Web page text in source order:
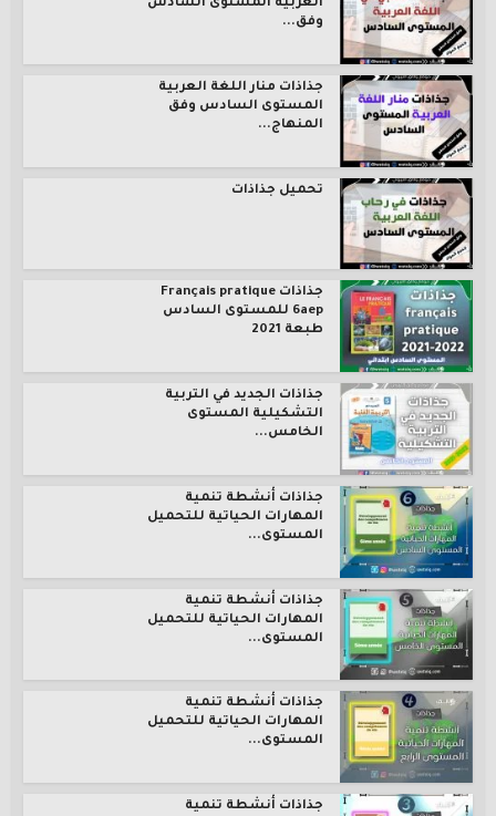
العربية المستوى السادس
وفق...
جذاذات منار اللغة العربية
المستوى السادس وفق
المنهاج...
تحميل جذاذات
جذاذات Français pratique
6aep للمستوى السادس
طبعة 2021
جذاذات الجديد في التربية
التشكيلية المستوى
الخامس...
جذاذات أنشطة تنمية
المهارات الحياتية للتحميل
المستوى...
جذاذات أنشطة تنمية
المهارات الحياتية للتحميل
المستوى...
جذاذات أنشطة تنمية
المهارات الحياتية للتحميل
المستوى...
جذاذات أنشطة تنمية